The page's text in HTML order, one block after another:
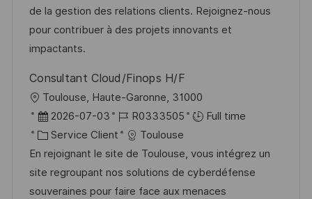
a
t
i
n
a
f
f
c
h
a
g
e
n
c
u
p
o
s
t
e
o
r
i
de la gestion des relations clients. Rejoignez-nous
pour contribuer à des projets innovants et
impactants.
Consultant Cloud/Finops H/F
o
c
a
l
i
Toulouse, Haute-Garonne, 31000
D
a
t
e
d
2026-07-03
R
é
f
é
r
R0333505
Full time
C
a
t
é
Service Client
Toulouse
En rejoignant le site de Toulouse, vous intégrez un
site regroupant nos solutions de cyberdéfense
souveraines pour faire face aux menaces